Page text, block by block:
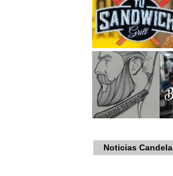
Noticias Candela